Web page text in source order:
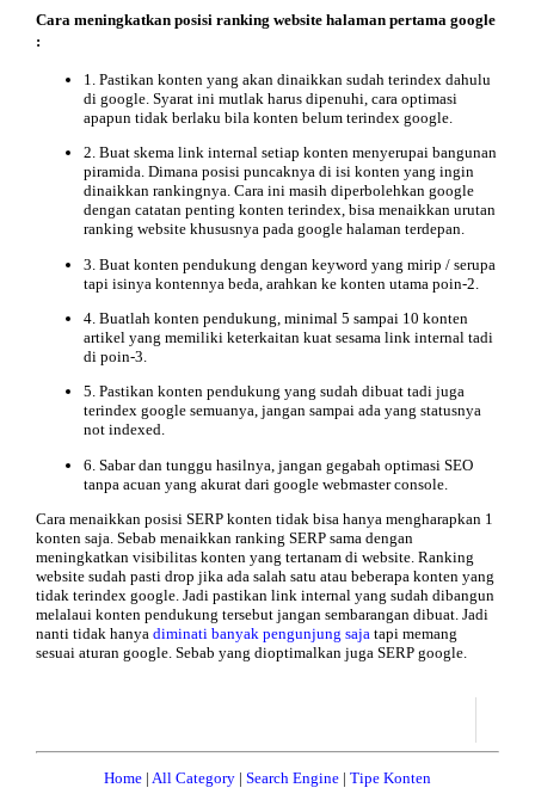
Cara meningkatkan posisi ranking website halaman pertama google
:
1. Pastikan konten yang akan dinaikkan sudah terindex dahulu
di google. Syarat ini mutlak harus dipenuhi, cara optimasi
apapun tidak berlaku bila konten belum terindex google.
2. Buat skema link internal setiap konten menyerupai bangunan
piramida. Dimana posisi puncaknya di isi konten yang ingin
dinaikkan rankingnya. Cara ini masih diperbolehkan google
dengan catatan penting konten terindex, bisa menaikkan urutan
ranking website khususnya pada google halaman terdepan.
3. Buat konten pendukung dengan keyword yang mirip / serupa
tapi isinya kontennya beda, arahkan ke konten utama poin-2.
4. Buatlah konten pendukung, minimal 5 sampai 10 konten
artikel yang memiliki keterkaitan kuat sesama link internal tadi
di poin-3.
5. Pastikan konten pendukung yang sudah dibuat tadi juga
terindex google semuanya, jangan sampai ada yang statusnya
not indexed.
6. Sabar dan tunggu hasilnya, jangan gegabah optimasi SEO
tanpa acuan yang akurat dari google webmaster console.
Cara menaikkan posisi SERP konten tidak bisa hanya mengharapkan 1
konten saja. Sebab menaikkan ranking SERP sama dengan
meningkatkan visibilitas konten yang tertanam di website. Ranking
website sudah pasti drop jika ada salah satu atau beberapa konten yang
tidak terindex google. Jadi pastikan link internal yang sudah dibangun
melalaui konten pendukung tersebut jangan sembarangan dibuat. Jadi
nanti tidak hanya diminati banyak pengunjung saja tapi memang
sesuai aturan google. Sebab yang dioptimalkan juga SERP google.
Home | All Category | Search Engine | Tipe Konten